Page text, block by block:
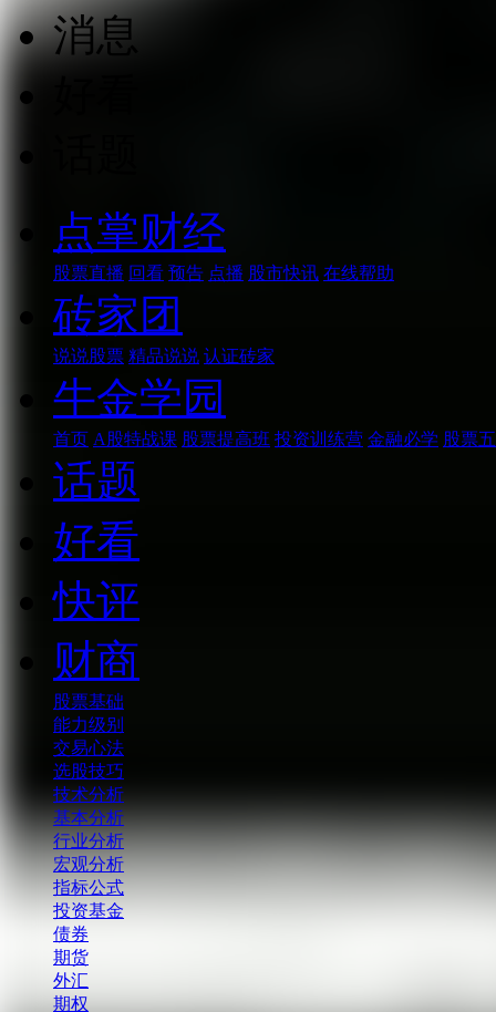
消息
点掌财经
股票直播 回看 预告 点播 股市快讯 在线帮助
砖家团
说说股票 精品说说 认证砖家
牛金学园
首页 A股特战课 股票提高班 投资训练营 金融必学 股票
话题
好看
快评
财商
股票基础
能力级别
交易心法
选股技巧
技术分析
基本分析
行业分析
宏观分析
指标公式
投资基金
债券
期货
外汇
期权